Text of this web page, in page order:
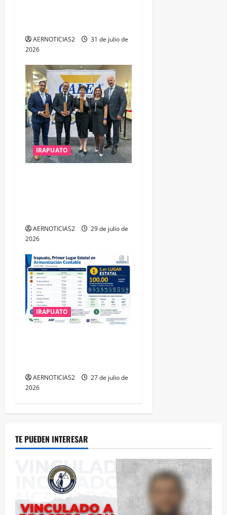
AERNOTICIAS2
31 de julio de
2026
IRAPUATO
AERNOTICIAS2
29 de julio de
2026
IRAPUATO
AERNOTICIAS2
27 de julio de
2026
TE PUEDEN INTERESAR